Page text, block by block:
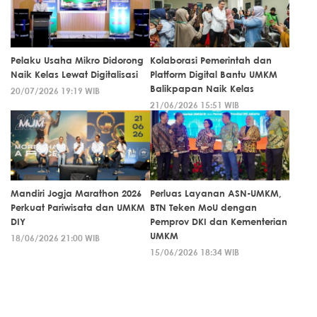
Pelaku Usaha Mikro Didorong
Naik Kelas Lewat Digitalisasi
20/07/2026 19:19 WIB
Kolaborasi Pemerintah dan
Platform Digital Bantu UMKM
Balikpapan Naik Kelas
21/06/2026 15:51 WIB
Mandiri Jogja Marathon 2026
Perkuat Pariwisata dan UMKM
DIY
18/06/2026 21:00 WIB
Perluas Layanan ASN-UMKM,
BTN Teken MoU dengan
Pemprov DKI dan Kementerian
UMKM
15/06/2026 18:34 WIB